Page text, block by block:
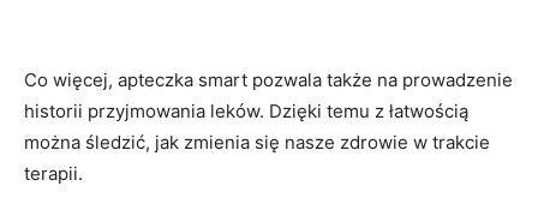
Co więcej, apteczka‌ smart⁢ pozwala także‍ na​ prowadzenie
​historii przyjmowania leków.⁤ Dzięki ⁣temu‍ z ‌łatwością
można śledzić, jak zmienia‍ się nasze zdrowie w ⁢trakcie
terapii.